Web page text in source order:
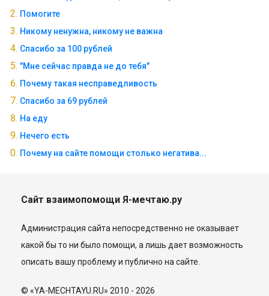
Помогите
Никому ненужна, никому не важна
Спасибо за 100 рублей
"Мне сейчас правда не до тебя"
Почему такая несправедливость
Спасибо за 69 рублей
На еду
Нечего есть
Почему на сайте помощи столько негатива...
Сайт взаимопомощи Я-мечтаю.ру
Администрация сайта непосредственно не оказывает
какой бы то ни было помощи, а лишь дает возможность
описать вашу проблему и публично на сайте.
© «YA-MECHTAYU.RU» 2010 - 2026